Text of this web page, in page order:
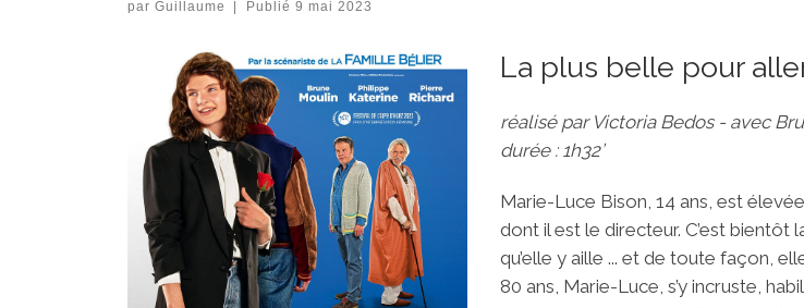
par Guillaume Publié 9 mai 2023
La plus belle pour
réalisé par Victoria Bedos - avec
durée : 1h32’
Marie-Luce Bison, 14 ans, est
dont il est le directeur. C’est
qu’elle y aille ... et de toute façon,
80 ans, Marie-Luce, s’y incruste,